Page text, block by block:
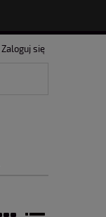
Zaloguj się